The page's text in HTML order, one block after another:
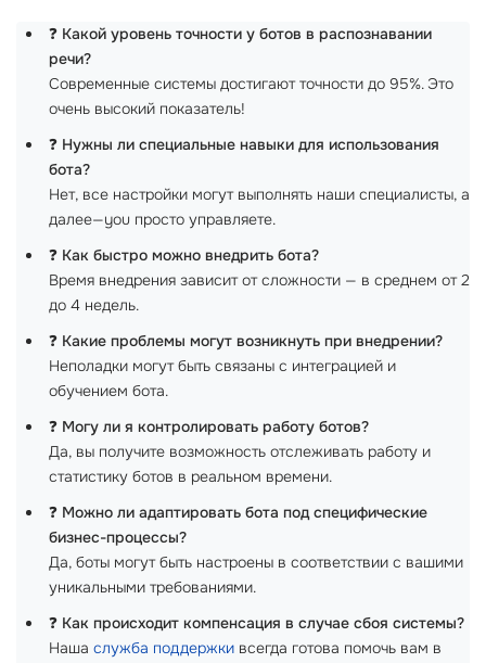
❓ Какой уровень точности у ботов в распознавании
речи?
Современные системы достигают точности до 95%. Это
очень высокий показатель!
❓ Нужны ли специальные навыки для использования
бота?
Нет, все настройки могут выполнять наши специалисты, а
далее—you просто управляете.
❓ Как быстро можно внедрить бота?
Время внедрения зависит от сложности — в среднем от 2
до 4 недель.
❓ Какие проблемы могут возникнуть при внедрении?
Неполадки могут быть связаны с интеграцией и
обучением бота.
❓ Могу ли я контролировать работу ботов?
Да, вы получите возможность отслеживать работу и
статистику ботов в реальном времени.
❓ Можно ли адаптировать бота под специфические
бизнес-процессы?
Да, боты могут быть настроены в соответствии с вашими
уникальными требованиями.
❓ Как происходит компенсация в случае сбоя системы?
Наша служба поддержки всегда готова помочь вам в